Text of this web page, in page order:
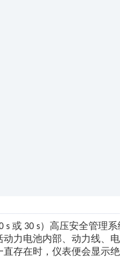
s 或 30 s）高压安全管理
力电池内部、动力线、
存在时，仪表便会显示